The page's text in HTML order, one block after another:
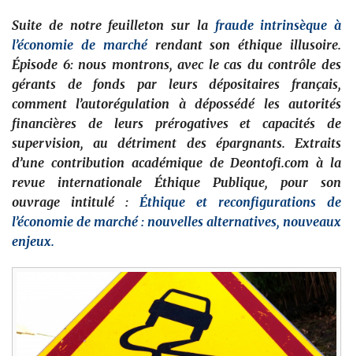
Suite de notre feuilleton sur la fraude intrinsèque à
l’économie de marchérendant son éthique illusoire.
Épisode 6: nous montrons, avec le cas du contrôle des
gérants de fonds par leurs dépositaires français,
comment l’autorégulation à dépossédé les autorités
financières de leurs prérogatives et capacités de
supervision, au détriment des épargnants. Extraits
d’une contribution académique de Deontofi.com à la
revue internationale Éthique Publique, pour son
ouvrage intitulé : Éthique et reconfigurations de
l’économie de marché : nouvelles alternatives, nouveaux
enjeux.